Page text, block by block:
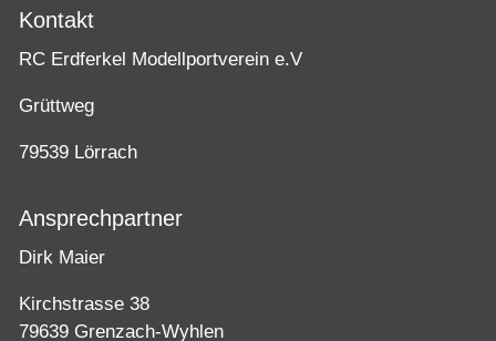
Kontakt
RC Erdferkel Modellportverein e.V
Grüttweg
79539 Lörrach
Ansprechpartner
Dirk Maier
Kirchstrasse 38
79639 Grenzach-Wyhlen